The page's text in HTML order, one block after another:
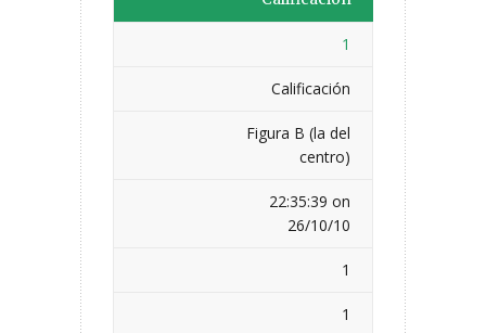
1
Calificación
Figura B (la del
centro)
22:35:39 on
26/10/10
1
1